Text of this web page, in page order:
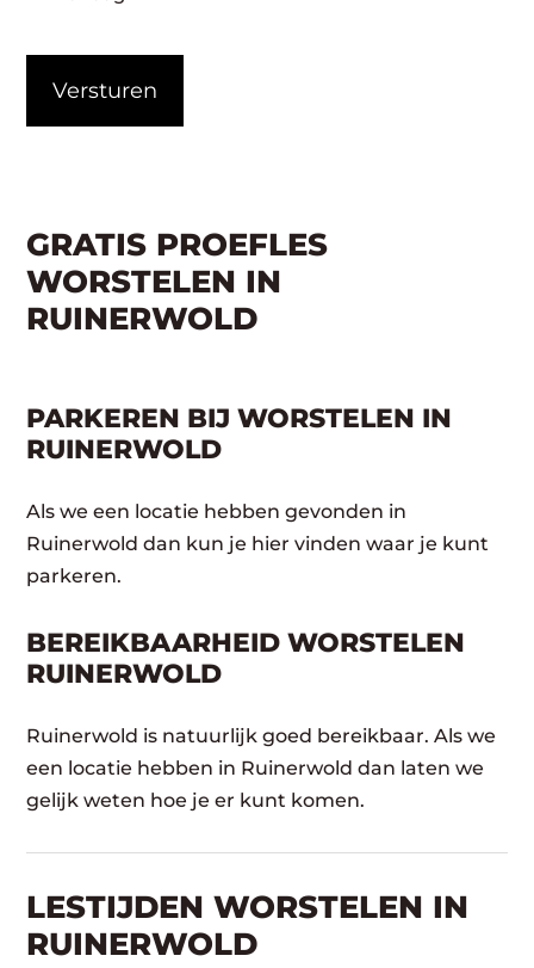
GRATIS PROEFLES
WORSTELEN IN
RUINERWOLD
PARKEREN BIJ WORSTELEN IN
RUINERWOLD
Als we een locatie hebben gevonden in
Ruinerwold dan kun je hier vinden waar je kunt
parkeren.
BEREIKBAARHEID WORSTELEN
RUINERWOLD
Ruinerwold is natuurlijk goed bereikbaar. Als we
een locatie hebben in Ruinerwold dan laten we
gelijk weten hoe je er kunt komen.
LESTIJDEN WORSTELEN IN
RUINERWOLD